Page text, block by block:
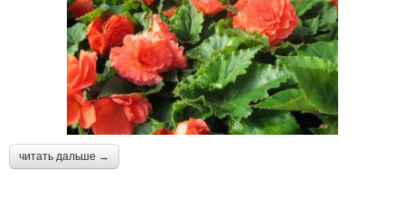
читать дальше →